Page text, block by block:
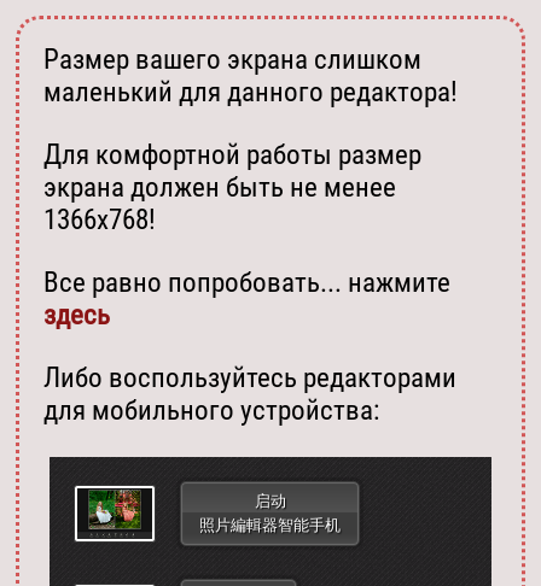
Размер вашего экрана слишком
маленький для данного редактора!
Для комфортной работы размер
экрана должен быть не менее
1366х768!
Все равно попробовать... нажмите
здесь
Либо воспользуйтесь редакторами
для мобильного устройства:
启动
照片編輯器智能手机